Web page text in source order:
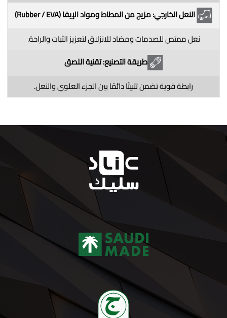
النعل الخارجي: مزيج من المطاط ومواد الإيفا (Rubber / EVA)
نعل ممتص للصدمات ومضاد للانزلاق لتعزيز الثبات والراحة.
طريقة التصنيع: تقنية اللصق
رابطة قوية تضمن تثبيتًا دائمًا بين الجزء العلوي والنعل.